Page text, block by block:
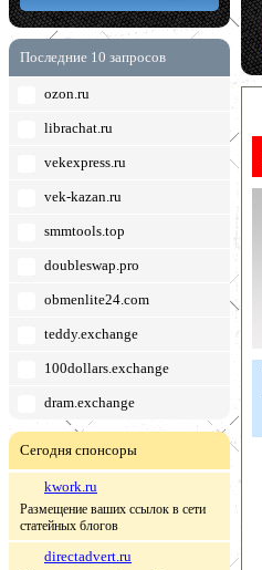
Последние 10 запросов
ozon.ru
librachat.ru
vekexpress.ru
vek-kazan.ru
smmtools.top
doubleswap.pro
obmenlite24.com
teddy.exchange
100dollars.exchange
dram.exchange
Сегодня спонсоры
kwork.ru
Размещение ваших ссылок в сети
статейных блогов
directadvert.ru